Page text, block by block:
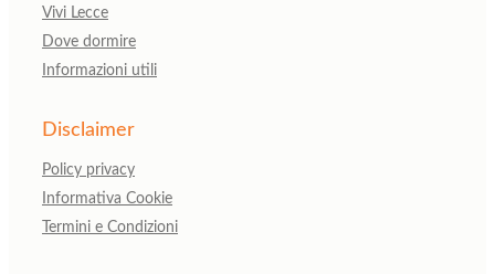
Vivi Lecce
Dove dormire
Informazioni utili
Disclaimer
Policy privacy
Informativa Cookie
Termini e Condizioni